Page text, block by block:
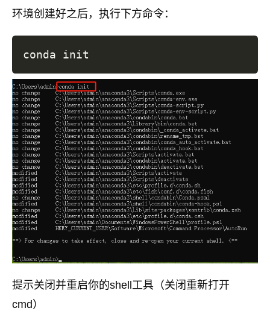
环境创建好之后，执行下方命令：
提示关闭并重启你的shell工具（关闭重新打开
cmd）